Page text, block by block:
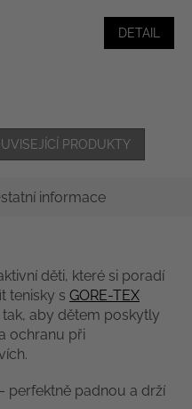
DETAIL
PRODUKTY
informace
děti, které si poradí
tenisky s GORE-TEX
aby dětem poskytly
ochranu při
perfektně padnou a drží